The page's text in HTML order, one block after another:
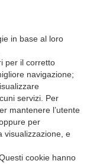
in base al loro
per il corretto
navigazione;
servizi. Per
mantenere l’utente
per
visualizzazione, e
cookie hanno